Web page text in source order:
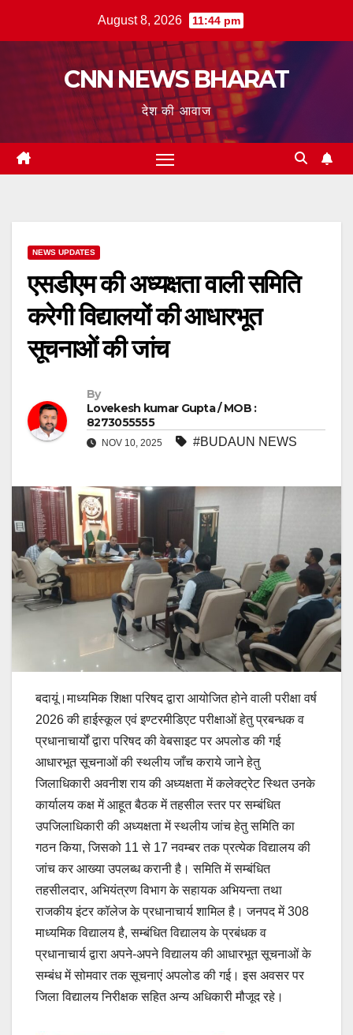
August 8, 2026 11:44 pm
CNN NEWS BHARAT
देश की आवाज
NEWS UPDATES
एसडीएम की अध्यक्षता वाली समिति
करेगी विद्यालयों की आधारभूत
सूचनाओं की जांच
By
Lovekesh kumar Gupta / MOB :
8273055555
NOV 10, 2025 #BUDAUN NEWS
बदायूं।माध्यमिक शिक्षा परिषद द्वारा आयोजित होने वाली परीक्षा वर्ष
2026 की हाईस्कूल एवं इण्टरमीडिएट परीक्षाओं हेतु प्रबन्धक व
प्रधानाचार्यों द्वारा परिषद की वेबसाइट पर अपलोड की गई
आधारभूत सूचनाओं की स्थलीय जाँच कराये जाने हेतु
जिलाधिकारी अवनीश राय की अध्यक्षता में कलेक्ट्रेट स्थित उनके
कार्यालय कक्ष में आहूत बैठक में तहसील स्तर पर सम्बंधित
उपजिलाधिकारी की अध्यक्षता में स्थलीय जांच हेतु समिति का
गठन किया, जिसको 11 से 17 नवम्बर तक प्रत्येक विद्यालय की
जांच कर आख्या उपलब्ध करानी है। समिति में सम्बंधित
तहसीलदार, अभियंत्रण विभाग के सहायक अभियन्ता तथा
राजकीय इंटर कॉलेज के प्रधानाचार्य शामिल है। जनपद में 308
माध्यमिक विद्यालय है, सम्बंधित विद्यालय के प्रबंधक व
प्रधानाचार्य द्वारा अपने-अपने विद्यालय की आधारभूत सूचनाओं के
सम्बंध में सोमवार तक सूचनाएं अपलोड की गई। इस अवसर पर
जिला विद्यालय निरीक्षक सहित अन्य अधिकारी मौजूद रहे।